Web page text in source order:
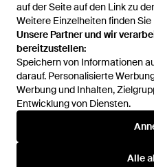
auf der Seite auf den Link zu
Weitere Einzelheiten finden Sie
Unsere Partner und wir
bereitzustellen:
Speichern von Informationen
darauf. Personalisierte
Werbung und Inhalten,
Entwicklung von Diensten.
Alle